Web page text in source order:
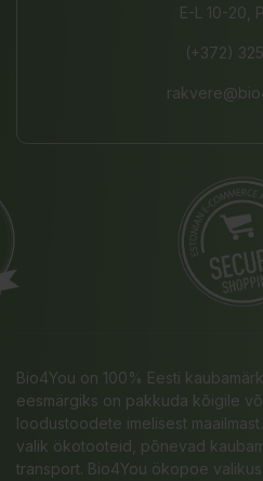
E-L 10-20,
(+372)
Bio4You on 100% Eesti
eesmärgiks on pakkuda kõigile
loodustoodete imelisest
valik ökotooteid, põnevad
transport. Bio4You ökopoe